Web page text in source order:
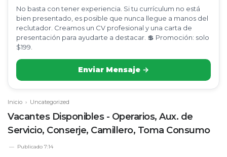
No basta con tener experiencia. Si tu currículum no está
bien presentado, es posible que nunca llegue a manos del
reclutador. Creamos un CV profesional y una carta de
presentación para ayudarte a destacar. 💲 Promoción: solo
$199.
Enviar Mensaje →
Inicio › Uncategorized
Vacantes Disponibles - Operarios, Aux. de
Servicio, Conserje, Camillero, Toma Consumo
Publicado 7:14